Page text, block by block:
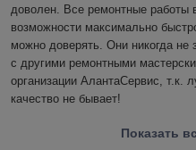
доволен. Все ремонтные работы
возможности максимально
можно доверять. Они никогда
с другими ремонтными
организации АлантаСервис, т.к.
качество не бывает!
Показать